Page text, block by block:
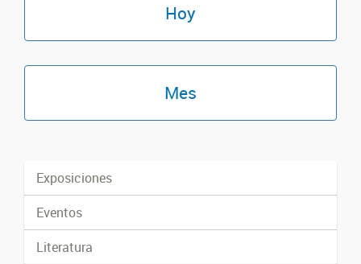
Hoy
Mes
Exposiciones
Eventos
Literatura